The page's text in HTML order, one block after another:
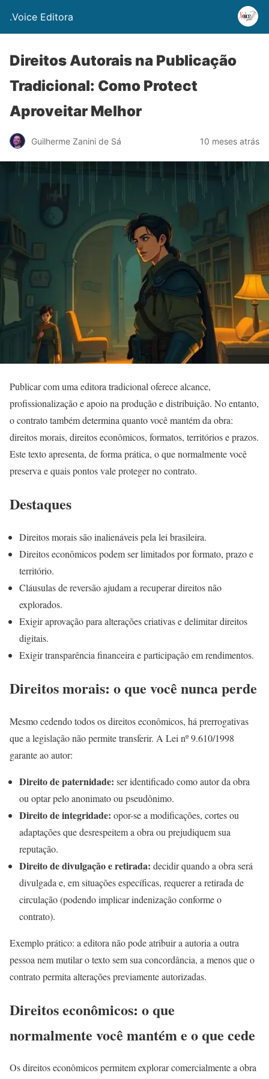
.Voice Editora
Direitos Autorais na Publicação
Tradicional: Como Protect
Aproveitar Melhor
Guilherme Zanini de Sá 10 meses atrás
Publicar com uma editora tradicional oferece alcance,
profissionalização e apoio na produção e distribuição. No entanto,
o contrato também determina quanto você mantém da obra:
direitos morais, direitos econômicos, formatos, territórios e prazos.
Este texto apresenta, de forma prática, o que normalmente você
preserva e quais pontos vale proteger no contrato.
Destaques
Direitos morais são inalienáveis pela lei brasileira.
Direitos econômicos podem ser limitados por formato, prazo e
território.
Cláusulas de reversão ajudam a recuperar direitos não
explorados.
Exigir aprovação para alterações criativas e delimitar direitos
digitais.
Exigir transparência financeira e participação em rendimentos.
Direitos morais: o que você nunca perde
Mesmo cedendo todos os direitos econômicos, há prerrogativas
que a legislação não permite transferir. A Lei nº 9.610/1998
garante ao autor:
Direito de paternidade: ser identificado como autor da obra
ou optar pelo anonimato ou pseudônimo.
Direito de integridade: opor-se a modificações, cortes ou
adaptações que desrespeitem a obra ou prejudiquem sua
reputação.
Direito de divulgação e retirada: decidir quando a obra será
divulgada e, em situações específicas, requerer a retirada de
circulação (podendo implicar indenização conforme o
contrato).
Exemplo prático: a editora não pode atribuir a autoria a outra
pessoa nem mutilar o texto sem sua concordância, a menos que o
contrato permita alterações previamente autorizadas.
Direitos econômicos: o que
normalmente você mantém e o que cede
Os direitos econômicos permitem explorar comercialmente a obra